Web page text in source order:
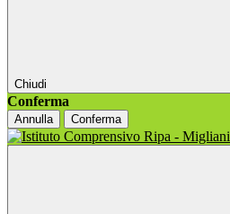
Chiudi
Conferma
Annulla Conferma